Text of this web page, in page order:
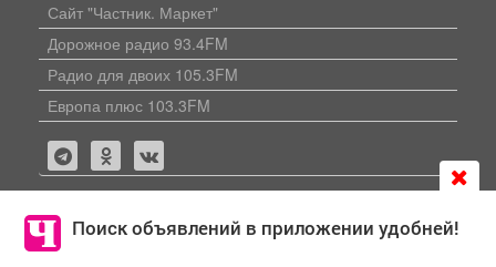
Поиск объявлений в приложении удобней!
Сайт "Частник. Маркет"
Дорожное радио 93.4FM
Радио для двоих 105.3FM
Европа плюс 103.3FM